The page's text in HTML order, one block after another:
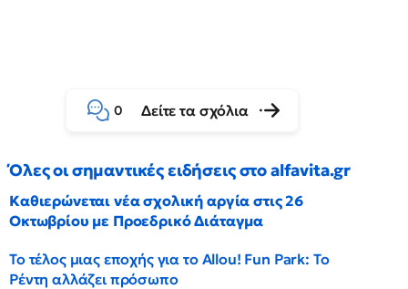
0 Δείτε τα σχόλια
Όλες οι σημαντικές ειδήσεις στο alfavita.gr
Καθιερώνεται νέα σχολική αργία στις 26
Οκτωβρίου με Προεδρικό Διάταγμα
Το τέλος μιας εποχής για το Allou! Fun Park: Το
Ρέντη αλλάζει πρόσωπο